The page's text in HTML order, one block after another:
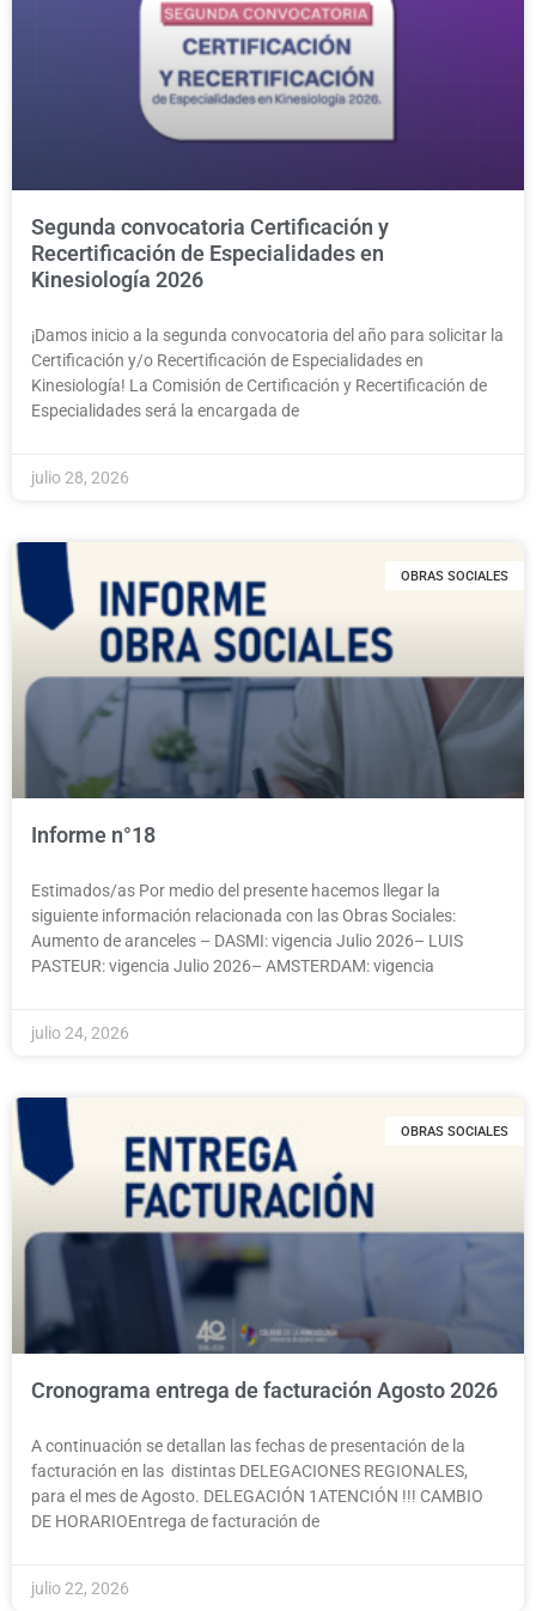
Segunda convocatoria Certificación y
Recertificación de Especialidades en
Kinesiología 2026
¡Damos inicio a la segunda convocatoria del año para solicitar la
Certificación y/o Recertificación de Especialidades en
Kinesiología! La Comisión de Certificación y Recertificación de
Especialidades será la encargada de
julio 28, 2026
OBRAS SOCIALES
Informe n°18
Estimados/as Por medio del presente hacemos llegar la
siguiente información relacionada con las Obras Sociales:
Aumento de aranceles – DASMI: vigencia Julio 2026– LUIS
PASTEUR: vigencia Julio 2026– AMSTERDAM: vigencia
julio 24, 2026
OBRAS SOCIALES
Cronograma entrega de facturación Agosto 2026
A continuación se detallan las fechas de presentación de la
facturación en las distintas DELEGACIONES REGIONALES,
para el mes de Agosto. DELEGACIÓN 1ATENCIÓN !!! CAMBIO
DE HORARIOEntrega de facturación de
julio 22, 2026